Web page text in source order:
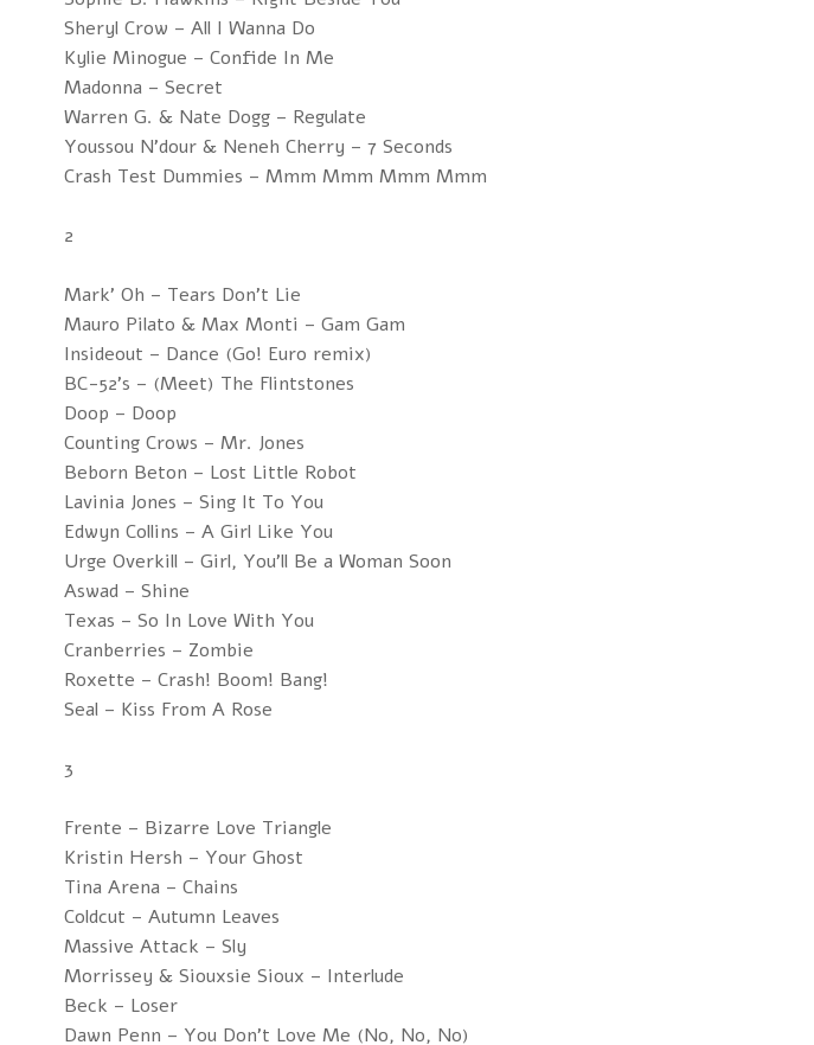
Sheryl Crow – All I Wanna Do
Kylie Minogue – Confide In Me
Madonna – Secret
Warren G. & Nate Dogg – Regulate
Youssou N'dour & Neneh Cherry – 7 Seconds
Crash Test Dummies – Mmm Mmm Mmm Mmm
2
Mark' Oh – Tears Don't Lie
Mauro Pilato & Max Monti – Gam Gam
Insideout – Dance (Go! Euro remix)
BC-52's – (Meet) The Flintstones
Doop – Doop
Counting Crows – Mr. Jones
Beborn Beton – Lost Little Robot
Lavinia Jones – Sing It To You
Edwyn Collins – A Girl Like You
Urge Overkill – Girl, You'll Be a Woman Soon
Aswad – Shine
Texas – So In Love With You
Cranberries – Zombie
Roxette – Crash! Boom! Bang!
Seal – Kiss From A Rose
3
Frente – Bizarre Love Triangle
Kristin Hersh – Your Ghost
Tina Arena – Chains
Coldcut – Autumn Leaves
Massive Attack – Sly
Morrissey & Siouxsie Sioux – Interlude
Beck – Loser
Dawn Penn – You Don't Love Me (No, No, No)